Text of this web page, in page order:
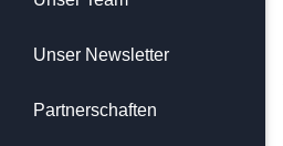
Unser Newsletter
Partnerschaften